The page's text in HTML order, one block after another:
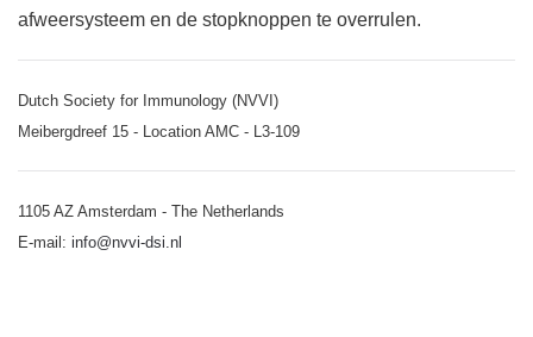
afweersysteem en de stopknoppen te overrulen.
Dutch Society for Immunology (NVVI)
Meibergdreef 15 - Location AMC - L3-109
1105 AZ Amsterdam - The Netherlands
E-mail: info@nvvi-dsi.nl